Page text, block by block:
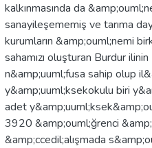
kalkınmasında da
sanayileşememiş ve tarıma
kurumların &amp;ouml;nemi
sahamızı oluşturan Burdur
n&amp;uuml;fusa sahip olup
y&amp;uuml;ksekokulu biri
adet
3920 &amp;ouml;ğrenci
&amp;ccedil;alışmada